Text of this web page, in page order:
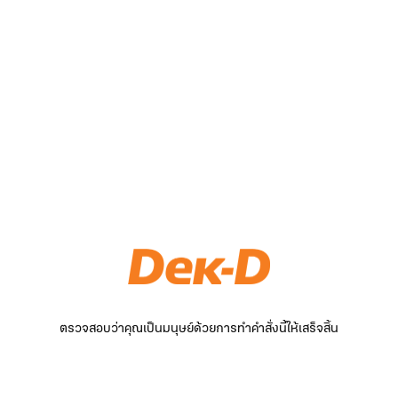
ตรวจสอบว่าคุณเป็นมนุษย์ด้วยการทำคำสั่งนี้ให้เสร็จสิ้น